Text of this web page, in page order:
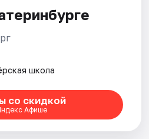
школа
со скидкой
Афише